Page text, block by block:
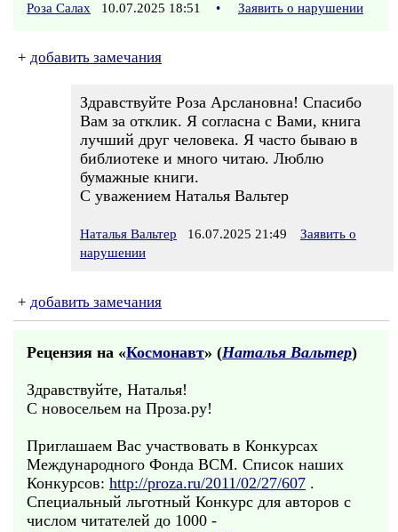
Роза Салах 10.07.2025 18:51 • Заявить о нарушении
+ добавить замечания
Здравствуйте Роза Арслановна! Спасибо
Вам за отклик. Я согласна с Вами, книга
лучший друг человека. Я часто бываю в
библиотеке и много читаю. Люблю
бумажные книги.
С уважением Наталья Вальтер
Наталья Вальтер 16.07.2025 21:49
Заявить о
нарушении
+ добавить замечания
Рецензия на «Космонавт» (Наталья Вальтер)
Здравствуйте, Наталья!
С новосельем на Проза.ру!
Приглашаем Вас участвовать в Конкурсах
Международного Фонда ВСМ. Список наших
Конкурсов: http://proza.ru/2011/02/27/607 .
Специальный льготный Конкурс для авторов с
числом читателей до 1000 -